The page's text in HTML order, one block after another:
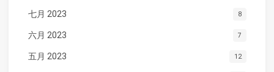
七月 2023 8
六月 2023 7
五月 2023 12